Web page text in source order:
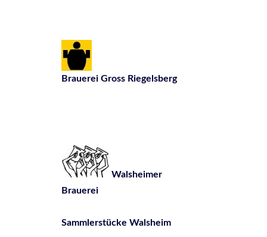
Brauerei Gross Riegelsberg
Walsheimer
Brauerei
Sammlerstücke Walsheim